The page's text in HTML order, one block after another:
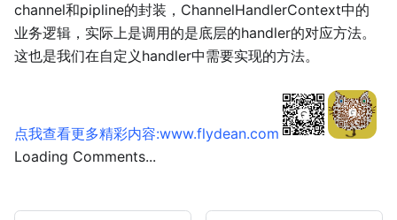
channel和pipline的封装，ChannelHandlerContext中的
业务逻辑，实际上是调用的是底层的handler的对应方法。
这也是我们在自定义handler中需要实现的方法。
点我查看更多精彩内容:www.flydean.com
Loading Comments...